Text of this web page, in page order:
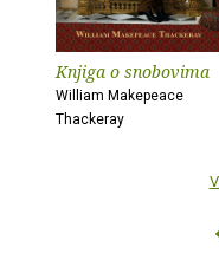
Knjiga o snobovima
William Makepeace
Thackeray